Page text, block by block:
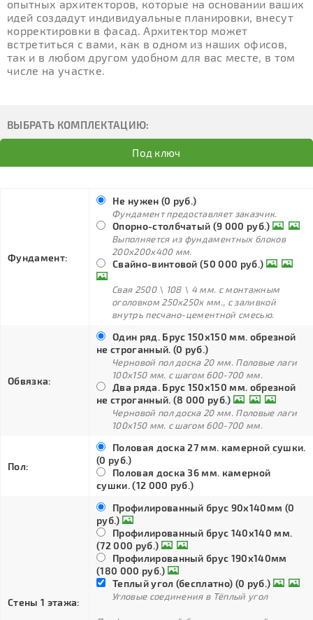
опытных архитекторов, которые на основании ваших
идей создадут индивидуальные планировки, внесут
корректировки в фасад. Архитектор может
встретиться с вами, как в одном из наших офисов,
так и в любом другом удобном для вас месте, в том
числе на участке.
ВЫБРАТЬ КОМПЛЕКТАЦИЮ:
Под ключ
Фундамент:
Не нужен (0 руб.)
Фундамент предоставляет заказчик.
Опорно-столбчатый (9 000 руб.)
Выполняется из фундаментных блоков
200х200х400 мм.
Свайно-винтовой (50 000 руб.)
Свая 2500 \ 108 \ 4 мм. с монтажным
оголовком 250х250х мм., с заливкой
внутрь песчано-цементной смесью.
Обвязка:
Один ряд. Брус 150х150 мм. обрезной
не строганный. (0 руб.)
Черновой пол доска 20 мм. Половые лаги
100х150 мм. с шагом 600-700 мм.
Два ряда. Брус 150х150 мм. обрезной
не строганный. (8 000 руб.)
Черновой пол доска 20 мм. Половые лаги
100х150 мм. с шагом 600-700 мм.
Пол:
Половая доска 27 мм. камерной сушки.
(0 руб.)
Половая доска 36 мм. камерной
сушки. (12 000 руб.)
Стены 1 этажа:
Профилированный брус 90х140мм (0
руб.)
Профилированный брус 140х140 мм.
(72 000 руб.)
Профилированный брус 190х140мм
(180 000 руб.)
Теплый угол (бесплатно) (0 руб.)
Угловые соединения в Тёплый угол